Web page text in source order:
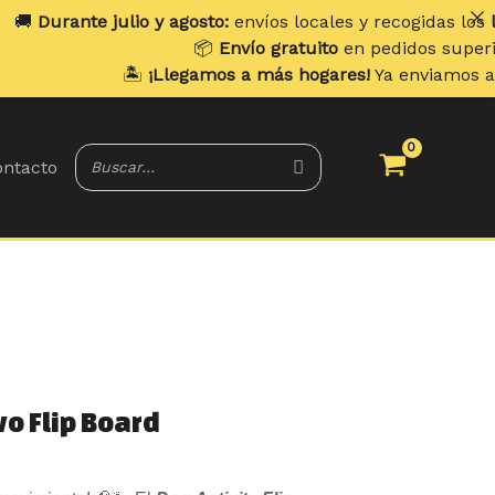
Flip Board
y agosto: envíos locales y recogidas los lunes.
Envío gratuitoen pedidos superiores a 70 €.
¡Llegamos a más hogares! Ya enviamos aPortugal y